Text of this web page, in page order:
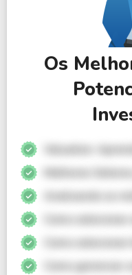
Os
Valuation:
Melhores
Analisando os
Como selecionar
Como gerenciar